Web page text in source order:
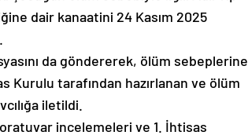
dair kanaatini 24 Kasım 2025
da göndererek, ölüm sebeplerine
Kurulu tarafından hazırlanan ve ölüm
iletildi.
incelemeleri ve 1. İhtisas